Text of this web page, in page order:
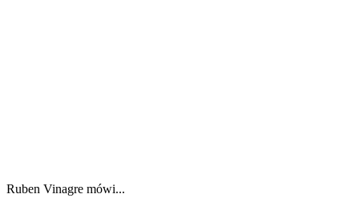
Ruben Vinagre mówi...